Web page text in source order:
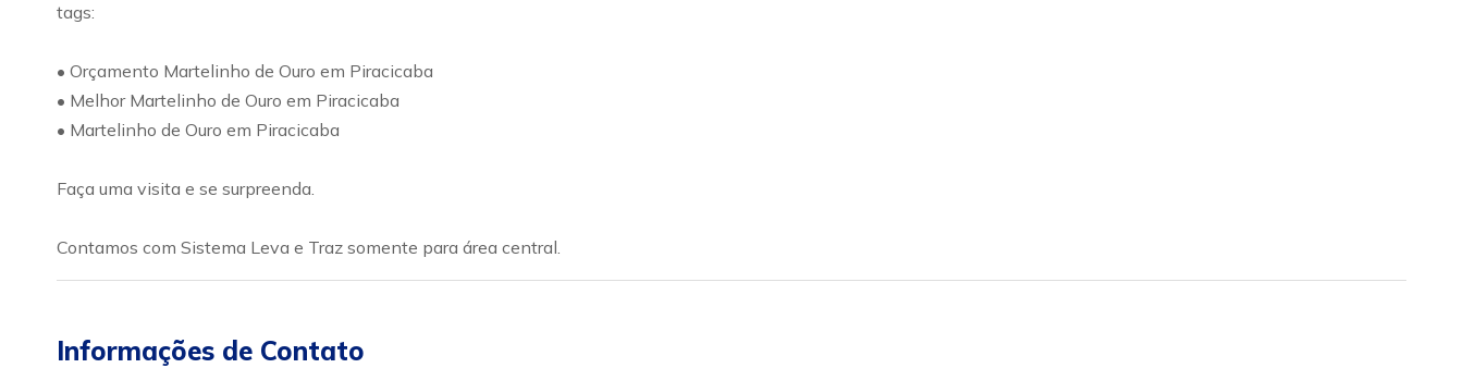
tags:
• Orçamento Martelinho de Ouro em Piracicaba
• Melhor Martelinho de Ouro em Piracicaba
• Martelinho de Ouro em Piracicaba
Faça uma visita e se surpreenda.
Contamos com Sistema Leva e Traz somente para área central.
Informações de Contato